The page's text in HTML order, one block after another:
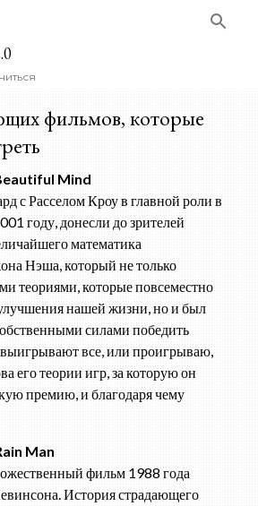
фильмов, которые
Mind
с Расселом Кроу в главной роли в
году, донесли до зрителей
математика
Нэша, который не только
теориями, которые повсеместно
нашей жизни, но и был
силами победить
все, или проигрываю,
его теории игр, за которую он
премию, и благодаря чему
Man
фильм 1988 года
История страдающего